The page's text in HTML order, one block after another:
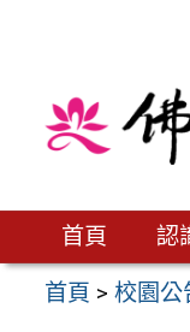
首頁 認
首頁 >校園公